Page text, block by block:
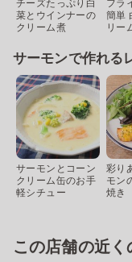
チーズたっぷり白
菜とウインナーの
クリーム煮
フラ
簡単
リー
サーモンで作れる
サーモンとコーン
クリーム缶のお手
軽シチュー
彩り
モン
焼き
この店舗の近く